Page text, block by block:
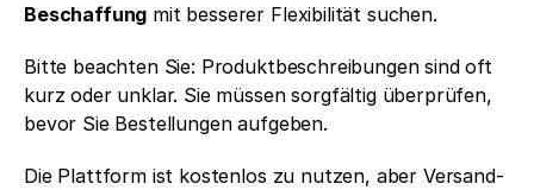
Beschaffung mit besserer Flexibilität suchen.
Bitte beachten Sie: Produktbeschreibungen sind oft
kurz oder unklar. Sie müssen sorgfältig überprüfen,
bevor Sie Bestellungen aufgeben.
Die Plattform ist kostenlos zu nutzen, aber Versand-